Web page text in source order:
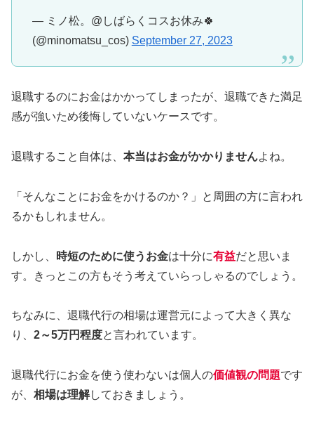
— ミノ松。@しばらくコスお休み🍀
(@minomatsu_cos) September 27, 2023
退職するのにお金はかかってしまったが、退職できた満足
感が強いため後悔していないケースです。
退職すること自体は、 本当はお金がかかりませんよね。
「そんなことにお金をかけるのか？」と周囲の方に言われ
るかもしれません。
しかし、 時短のために使うお金は十分に有益だと思いま
す。きっとこの方もそう考えていらっしゃるのでしょう。
ちなみに、退職代行の相場は運営元によって大きく異な
り、 2～5万円程度と言われています。
退職代行にお金を使う使わないは個人の価値観の問題です
が、 相場は理解しておきましょう。